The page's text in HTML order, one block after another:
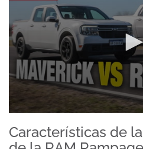
seconds
of
15
Características de